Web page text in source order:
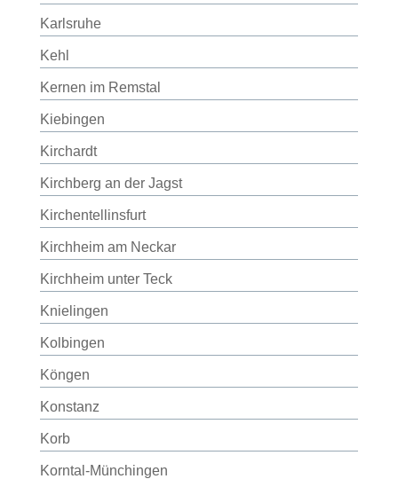
Karlsruhe
Kehl
Kernen im Remstal
Kiebingen
Kirchardt
Kirchberg an der Jagst
Kirchentellinsfurt
Kirchheim am Neckar
Kirchheim unter Teck
Knielingen
Kolbingen
Köngen
Konstanz
Korb
Korntal-Münchingen